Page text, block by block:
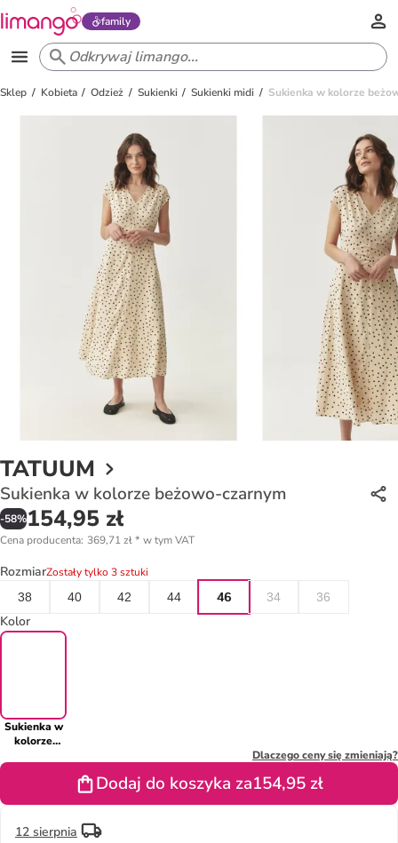
family
Sklep Kobieta Odzież Sukienki Sukienki midi Sukienka w kolorze
TATUUM
Sukienka w kolorze beżowo-czarnym
-58%154,95 zł
Cena producenta: 369,71 zł* w tym VAT
RozmiarZostały tylko 3 sztuki
38
40 42 44 46 34 36
Kolor
Sukienka w
kolorze
Dlaczego ceny się zmieniają?
Dodaj do koszyka za154,95 zł
12 sierpnia